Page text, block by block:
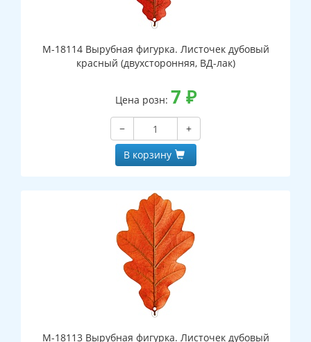
М-18114 Вырубная фигурка. Листочек дубовый
красный (двухсторонняя, ВД-лак)
Цена розн: 7 ₽
−
+
В корзину
М-18113 Вырубная фигурка. Листочек дубовый